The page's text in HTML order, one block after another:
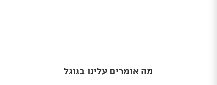
מה אומרים עלינו בגוגל